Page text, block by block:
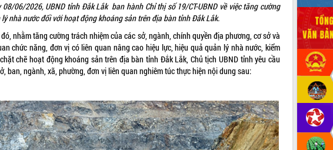
08/06/2026, UBND tỉnh Đắk Lắk ban hành Chỉ thị số 19/CT-UBND về việc tăng cường
lý nhà nước đối với hoạt động khoáng sản trên địa bàn tỉnh Đắk Lắk.
nhằm tăng cường trách nhiệm của các sở, ngành, chính quyền địa phương, cơ sở và
chức năng, đơn vị có liên quan nâng cao hiệu lực, hiệu quả quản lý nhà nước, kiểm
chẽ hoạt động khoáng sản trên địa bàn tỉnh Đắk Lắk, Chủ tịch UBND tỉnh yêu cầu
ban, ngành, xã, phường, đơn vị liên quan nghiêm túc thực hiện nội dung sau: